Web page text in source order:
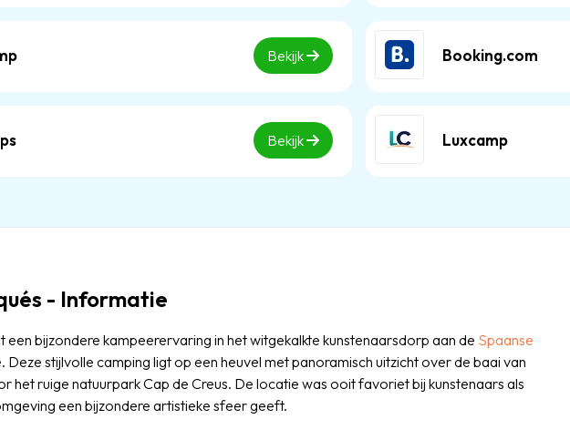
Bekijk Booking.com
Bekijk Luxcamp
- Informatie
een bijzondere kampeerervaring in het witgekalkte kunstenaarsdorp aan de Spaanse
Deze stijlvolle camping ligt op een heuvel met panoramisch uitzicht over de baai van
het ruige natuurpark Cap de Creus. De locatie was ooit favoriet bij kunstenaars als
een bijzondere artistieke sfeer geeft.